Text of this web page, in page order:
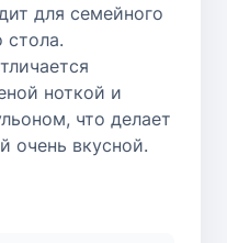
для семейного
стола.
ноткой и
что делает
очень вкусной.